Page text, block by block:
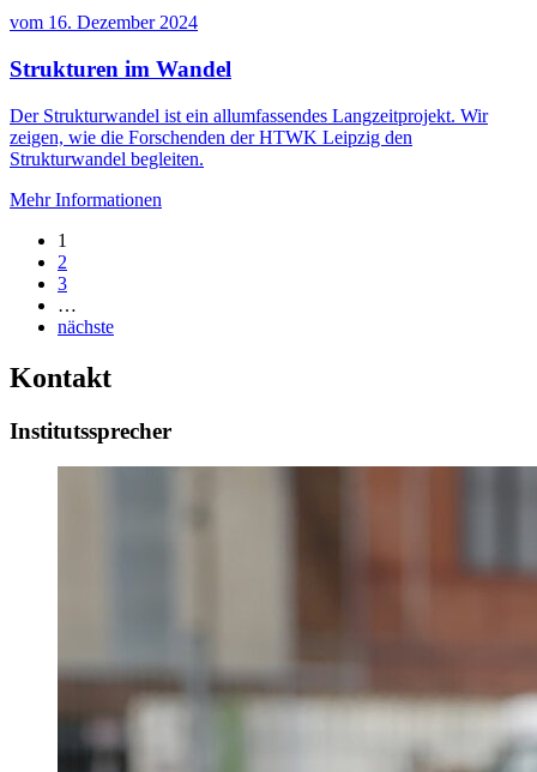
vom 16. Dezember 2024
Strukturen im Wandel
Der Strukturwandel ist ein allumfassendes Langzeitprojekt. Wir
zeigen, wie die Forschenden der HTWK Leipzig den
Strukturwandel begleiten.
Mehr Informationen
1
2
3
…
nächste
Kontakt
Institutssprecher